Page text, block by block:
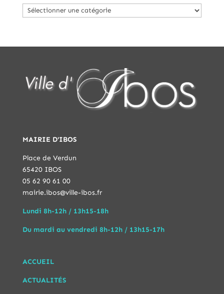
Catégories
MAIRIE D'IBOS
Place de Verdun
65420 IBOS
05 62 90 61 00
mairie.ibos@ville-ibos.fr
Lundi 8h-12h / 13h15-18h
Du mardi au vendredi 8h-12h / 13h15-17h
ACCUEIL
ACTUALITÉS